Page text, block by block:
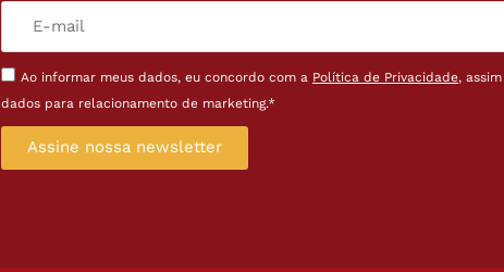
Ao informar meus dados, eu concordo com a Política de Privacidade,
dados para relacionamento de marketing.*
Assine nossa newsletter